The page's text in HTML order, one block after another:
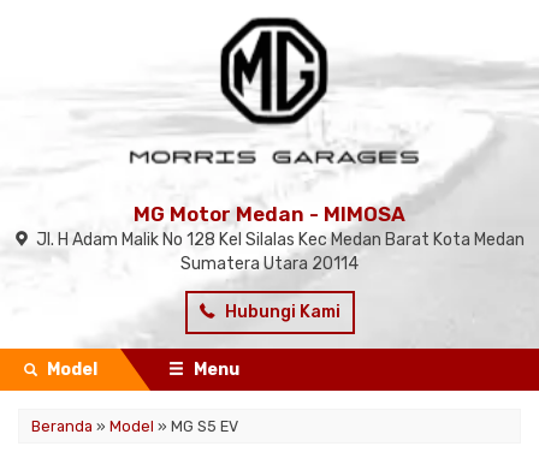
MG Motor Medan - MIMOSA
Jl. H Adam Malik No 128 Kel Silalas Kec Medan Barat Kota Medan
Sumatera Utara 20114
Hubungi Kami
Model Menu
Beranda » Model » MG S5 EV